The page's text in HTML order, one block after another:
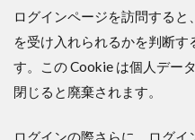
ログインページを訪問する
を受け入れられるかを判断す
す。この Cookie は個人デー
閉じると廃棄されます。
ログインの際さらに、ログ